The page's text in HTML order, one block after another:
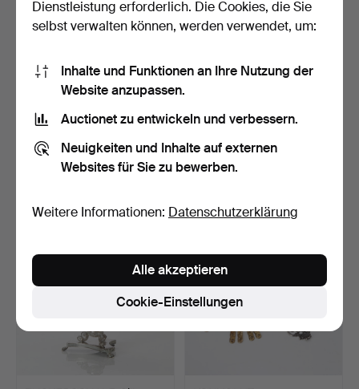
VASE UND SCHALE. Silber.
Thailand. Gewicht…
1 Tag
3 Gebote
CORNELIS POPPE.
POKAL MIT DECKEL. Silber
m…
6 Tage
3 Gebote
Ausgewähltes
Dienstleistung erforderlich. Die Cookies, die Sie
selbst verwalten können, werden verwendet, um:
Inhalte und Funktionen an Ihre Nutzung der
Website anzupassen.
Auctionet zu entwickeln und verbessern.
Neuigkeiten und Inhalte auf externen
Websites für Sie zu bewerben.
Weitere Informationen: Datenschutzerklärung
Cookie-Einstellungen
Alle akzeptieren